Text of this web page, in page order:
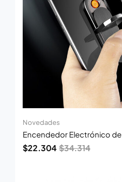
Novedades
Encendedor Electrónico
$34.314
$22.304